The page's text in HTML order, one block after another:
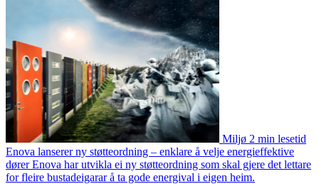
Miljø 2 min lesetid
Enova lanserer ny støtteordning – enklare å velje energieffektive
dørerEnova har utvikla ei ny støtteordning som skal gjere det lettare
for fleire bustadeigarar å ta gode energival i eigen heim.